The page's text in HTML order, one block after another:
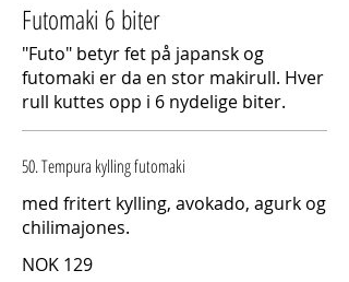
Futomaki 6 biter
"Futo" betyr fet på japansk og
futomaki er da en stor makirull. Hver
rull kuttes opp i 6 nydelige biter.
50. Tempura kylling futomaki
med fritert kylling, avokado, agurk og
chilimajones.
NOK 129